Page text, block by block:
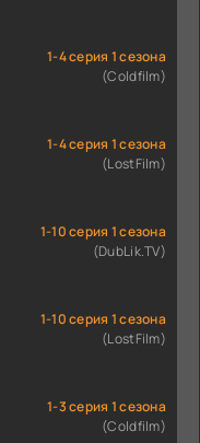
1-4 серия 1 сезона
(Coldfilm)
1-4 серия 1 сезона
(LostFilm)
1-10 серия 1 сезона
(DubLik.TV)
1-10 серия 1 сезона
(LostFilm)
1-3 серия 1 сезона
(Coldfilm)